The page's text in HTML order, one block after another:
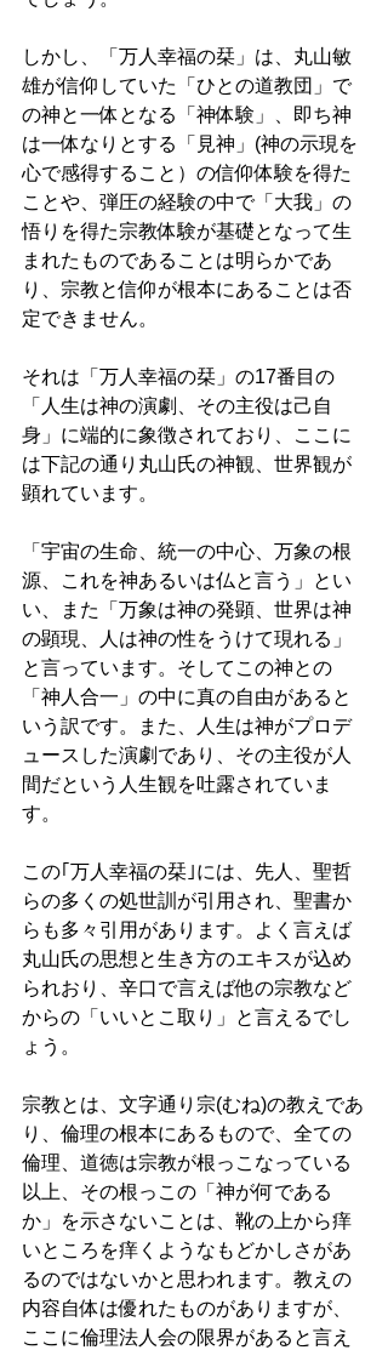
しかし、「万人幸福の栞」は、丸山敏
雄が信仰していた「ひとの道教団」で
の神と一体となる「神体験」、即ち神
は一体なりとする「見神」(神の示現を
心で感得すること）の信仰体験を得た
ことや、弾圧の経験の中で「大我」の
悟りを得た宗教体験が基礎となって生
まれたものであることは明らかであ
り、宗教と信仰が根本にあることは否
定できません。
それは「万人幸福の栞」の17番目の
「人生は神の演劇、その主役は己自
身」に端的に象徴されており、ここに
は下記の通り丸山氏の神観、世界観が
顕れています。
「宇宙の生命、統一の中心、万象の根
源、これを神あるいは仏と言う」とい
い、また「万象は神の発顕、世界は神
の顕現、人は神の性をうけて現れる」
と言っています。そしてこの神との
「神人合一」の中に真の自由があると
いう訳です。また、人生は神がプロデ
ュースした演劇であり、その主役が人
間だという人生観を吐露されていま
す。
この｢万人幸福の栞｣には、先人、聖哲
らの多くの処世訓が引用され、聖書か
らも多々引用があります。よく言えば
丸山氏の思想と生き方のエキスが込め
られおり、辛口で言えば他の宗教など
からの「いいとこ取り」と言えるでし
ょう。
宗教とは、文字通り宗(むね)の教えであ
り、倫理の根本にあるもので、全ての
倫理、道徳は宗教が根っこなっている
以上、その根っこの「神が何である
か」を示さないことは、靴の上から痒
いところを痒くようなもどかしさがあ
るのではないかと思われます。教えの
内容自体は優れたものがありますが、
ここに倫理法人会の限界があると言え